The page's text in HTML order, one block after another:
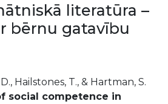
literatūra –
bērnu gatavību
Hailstones, T., & Hartman, S.
social competence in